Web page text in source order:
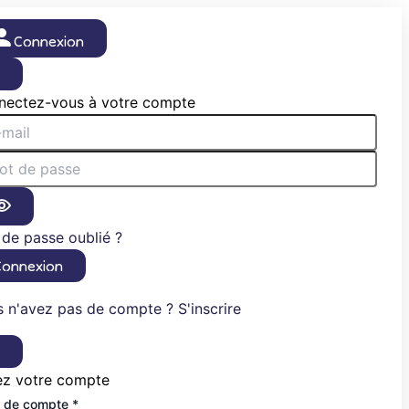
Connexion
vous à votre compte
passe oublié ?
n'avez pas de compte ? S'inscrire
votre compte
de compte *